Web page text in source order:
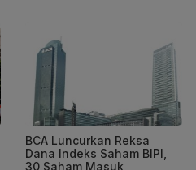
BCA Luncurkan Reksa
Dana Indeks Saham BIPI,
30 Saham Masuk